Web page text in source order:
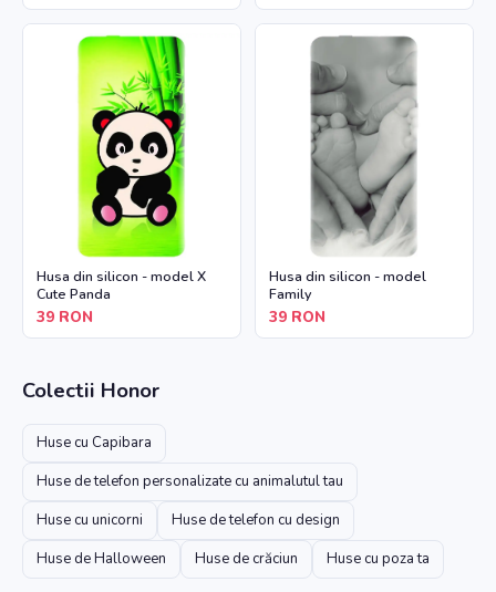
Husa din silicon - model X
Cute Panda
39 RON
Husa din silicon - model
Family
39 RON
Colectii Honor
Huse cu Capibara
Huse de telefon personalizate cu animalutul tau
Huse cu unicorni
Huse de telefon cu design
Huse de Halloween
Huse de crăciun Huse cu poza ta